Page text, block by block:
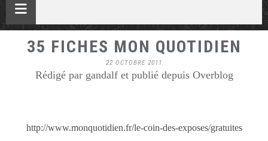
35 FICHES MON QUOTIDIEN
22 OCTOBRE 2011
Rédigé par gandalf et publié depuis Overblog
http://www.monquotidien.fr/le-coin-des-exposes/gratuites